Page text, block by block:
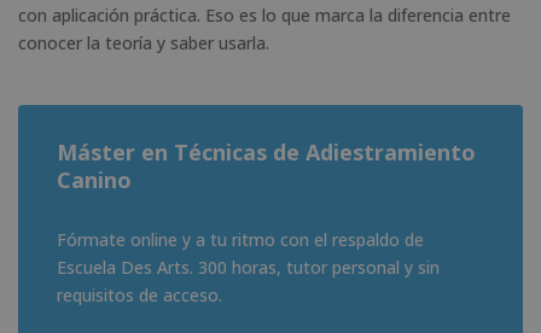
con aplicación práctica. Eso es lo que marca la diferencia entre
conocer la teoría y saber usarla.
Máster en Técnicas de Adiestramiento
Canino
Fórmate online y a tu ritmo con el respaldo de
Escuela Des Arts. 300 horas, tutor personal y sin
requisitos de acceso.